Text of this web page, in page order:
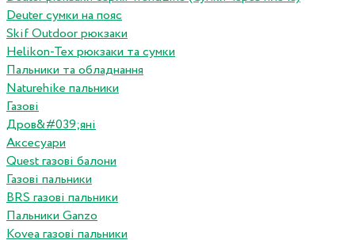
Deuter сумки на пояс
Skif Outdoor рюкзаки
Helikon-Tex рюкзаки та сумки
Пальники та обладнання
Naturehike пальники
Газові
Дров&#039;яні
Аксесуари
Quest газові балони
Газові пальники
BRS газові пальники
Пальники Ganzo
Kovea газові пальники